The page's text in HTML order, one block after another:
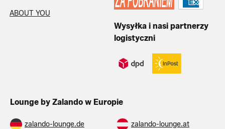
ABOUT YOU
Wysyłka i nasi partnerzy
logistyczni
Lounge by Zalando w Europie
zalando-lounge.de zalando-lounge.at